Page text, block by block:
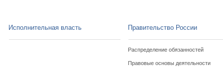
Исполнительная власть Правительство России
Распределение обязанностей
Правовые основы деятельности